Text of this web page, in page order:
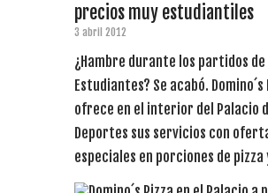
precios muy estudiantiles
3 abril 2012
¿Hambre durante los partidos de
Estudiantes? Se acabó. Domino´s
ofrece en el interior del Palacio
Deportes sus servicios con
especiales en porciones de pizza